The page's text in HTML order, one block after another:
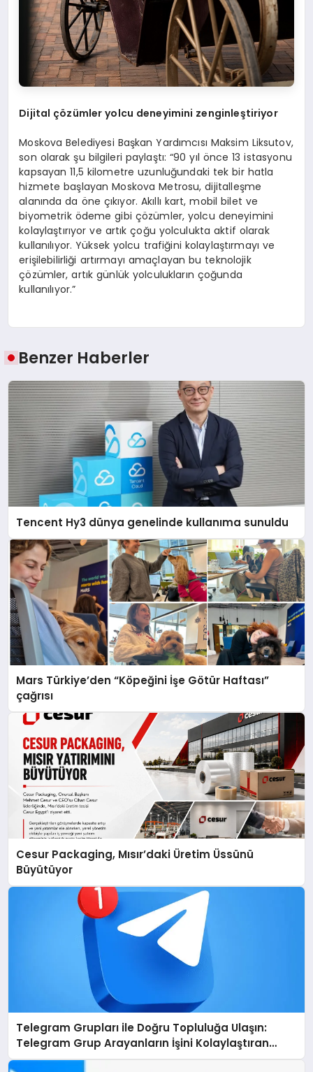
Dijital çözümler yolcu deneyimini zenginleştiriyor
Moskova Belediyesi Başkan Yardımcısı Maksim Liksutov,
son olarak şu bilgileri paylaştı: “90 yıl önce 13 istasyonu
kapsayan 11,5 kilometre uzunluğundaki tek bir hatla
hizmete başlayan Moskova Metrosu, dijitalleşme
alanında da öne çıkıyor. Akıllı kart, mobil bilet ve
biyometrik ödeme gibi çözümler, yolcu deneyimini
kolaylaştırıyor ve artık çoğu yolculukta aktif olarak
kullanılıyor. Yüksek yolcu trafiğini kolaylaştırmayı ve
erişilebilirliği artırmayı amaçlayan bu teknolojik
çözümler, artık günlük yolculukların çoğunda
kullanılıyor.”
Benzer Haberler
Tencent Hy3 dünya genelinde kullanıma sunuldu
Mars Türkiye’den “Köpeğini İşe Götür Haftası”
çağrısı
Cesur Packaging, Mısır’daki Üretim Üssünü
Büyütüyor
Telegram Grupları ile Doğru Topluluğa Ulaşın:
Telegram Grup Arayanların İşini Kolaylaştıran
Çözüm